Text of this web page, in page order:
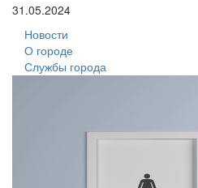
31.05.2024
Новости
О городе
Службы города